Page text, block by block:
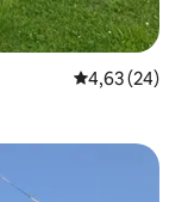
Note
4,63 (24)